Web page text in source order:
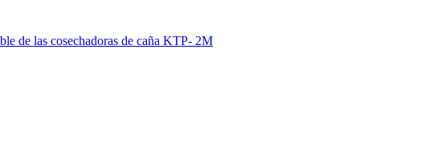
de las cosechadoras de caña KTP- 2M